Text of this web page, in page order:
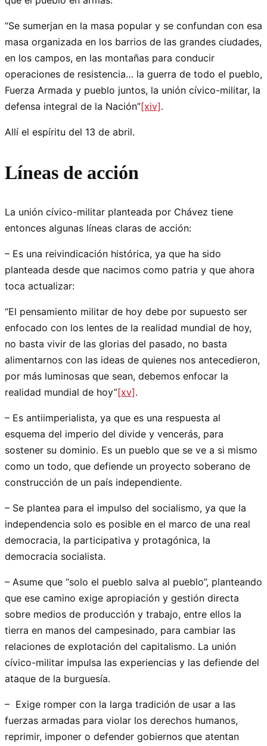
“Se sumerjan en la masa popular y se confundan con esa
masa organizada en los barrios de las grandes ciudades,
en los campos, en las montañas para conducir
operaciones de resistencia… la guerra de todo el pueblo,
Fuerza Armada y pueblo juntos, la unión cívico-militar, la
defensa integral de la Nación”[xiv].
Allí el espíritu del 13 de abril.
Líneas de acción
La unión cívico-militar planteada por Chávez tiene
entonces algunas líneas claras de acción:
– Es una reivindicación histórica, ya que ha sido
planteada desde que nacimos como patria y que ahora
toca actualizar:
“El pensamiento militar de hoy debe por supuesto ser
enfocado con los lentes de la realidad mundial de hoy,
no basta vivir de las glorias del pasado, no basta
alimentarnos con las ideas de quienes nos antecedieron,
por más luminosas que sean, debemos enfocar la
realidad mundial de hoy”[xv].
– Es antiimperialista, ya que es una respuesta al
esquema del imperio del divide y vencerás, para
sostener su dominio. Es un pueblo que se ve a si mismo
como un todo, que defiende un proyecto soberano de
construcción de un país independiente.
– Se plantea para el impulso del socialismo, ya que la
independencia solo es posible en el marco de una real
democracia, la participativa y protagónica, la
democracia socialista.
– Asume que “solo el pueblo salva al pueblo”, planteando
que ese camino exige apropiación y gestión directa
sobre medios de producción y trabajo, entre ellos la
tierra en manos del campesinado, para cambiar las
relaciones de explotación del capitalismo. La unión
cívico-militar impulsa las experiencias y las defiende del
ataque de la burguesía.
– Exige romper con la larga tradición de usar a las
fuerzas armadas para violar los derechos humanos,
reprimir, imponer o defender gobiernos que atentan